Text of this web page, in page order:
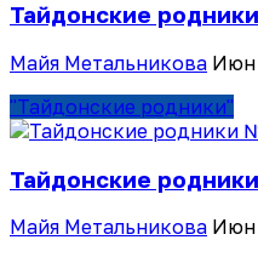
Тайдонские
Майя Метальникова Июн
"Тайдонские родники"
Тайдонские
Майя Метальникова Июн